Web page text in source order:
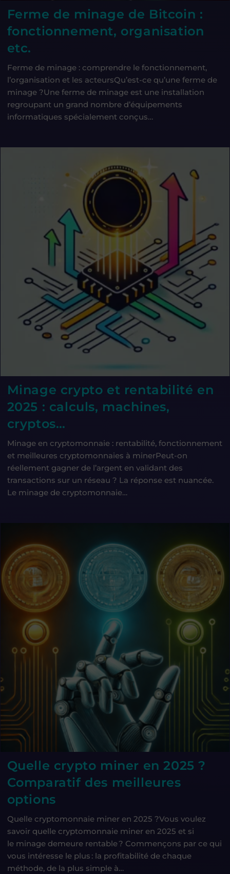
Ferme de minage de Bitcoin :
fonctionnement, organisation
etc.
Ferme de minage : comprendre le fonctionnement,
l’organisation et les acteursQu’est-ce qu’une ferme de
minage ?Une ferme de minage est une installation
regroupant un grand nombre d’équipements
informatiques spécialement conçus…
Minage crypto et rentabilité en
2025 : calculs, machines,
cryptos…
Minage en cryptomonnaie : rentabilité, fonctionnement
et meilleures cryptomonnaies à minerPeut-on
réellement gagner de l’argent en validant des
transactions sur un réseau ? La réponse est nuancée.
Le minage de cryptomonnaie…
Quelle crypto miner en 2025 ?
Comparatif des meilleures
options
Quelle cryptomonnaie miner en 2025 ?Vous voulez
savoir quelle cryptomonnaie miner en 2025 et si
le minage demeure rentable ? Commençons par ce qui
vous intéresse le plus : la profitabilité de chaque
méthode, de la plus simple à…